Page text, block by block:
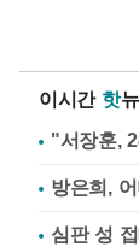
이시간 핫
"서장훈,
방은희,
심판 성